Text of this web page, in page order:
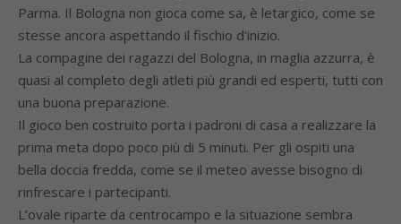
Parma. Il Bologna non gioca come sa, è letargico, come se
stesse ancora aspettando il fischio d’inizio.
La compagine dei ragazzi del Bologna, in maglia azzurra, è
quasi al completo degli atleti più grandi ed esperti, tutti con
una buona preparazione.
Il gioco ben costruito porta i padroni di casa a realizzare la
prima meta dopo poco più di 5 minuti. Per gli ospiti una
bella doccia fredda, come se il meteo avesse bisogno di
rinfrescare i partecipanti.
L’ovale riparte da centrocampo e la situazione sembra